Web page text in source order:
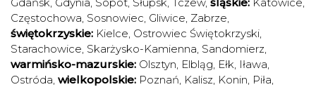
Częstochowa, Sosnowiec, Gliwice, Zabrze,
świętokrzyskie: Kielce, Ostrowiec Świętokrzyski,
Starachowice, Skarżysko-Kamienna, Sandomierz,
warmińsko-mazurskie: Olsztyn, Elbląg, Ełk, Iława,
Ostróda, wielkopolskie: Poznań, Kalisz, Konin, Piła,